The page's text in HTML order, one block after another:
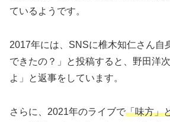
ているようです。
2017年には、SNSに椎木知仁さん自
できたの？」と投稿すると、野田洋
よ」と返事をしています。
さらに、2021年のライブで「味方」